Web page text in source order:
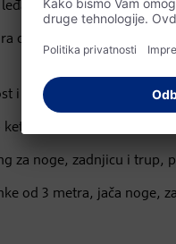
ramena i bicepse,
celo telo, posebno
i snagu, aktivira noge,
jača ramena,
za noge, zadnjicu i trup,
od 3 metra, jača noge,